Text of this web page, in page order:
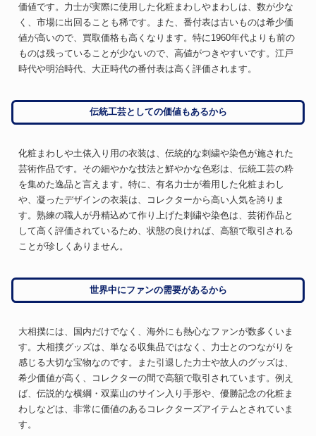
価値です。力士が実際に使用した化粧まわしやまわしは、数が少な
く、市場に出回ることも稀です。また、番付表は古いものは希少価
値が高いので、買取価格も高くなります。特に1960年代よりも前の
ものは残っていることが少ないので、高値がつきやすいです。江戸
時代や明治時代、大正時代の番付表は高く評価されます。
伝統工芸としての価値もあるから
化粧まわしや土俵入り用の衣装は、伝統的な刺繍や染色が施された
芸術作品です。その細やかな技法と鮮やかな色彩は、伝統工芸の粋
を集めた逸品と言えます。特に、有名力士が着用した化粧まわし
や、凝ったデザインの衣装は、コレクターから高い人気を誇りま
す。熟練の職人が丹精込めて作り上げた刺繍や染色は、芸術作品と
して高く評価されているため、状態の良ければ、高額で取引される
ことが珍しくありません。
世界中にファンの需要があるから
大相撲には、国内だけでなく、海外にも熱心なファンが数多くいま
す。大相撲グッズは、単なる収集品ではなく、力士とのつながりを
感じる大切な宝物なのです。また引退した力士や故人のグッズは、
希少価値が高く、コレクターの間で高額で取引されています。例え
ば、伝説的な横綱・双葉山のサイン入り手形や、優勝記念の化粧ま
わしなどは、非常に価値のあるコレクターズアイテムとされていま
す。